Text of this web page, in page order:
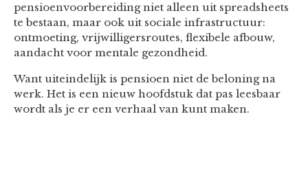
pensioenvoorbereiding niet alleen uit spreadsheets
te bestaan, maar ook uit sociale infrastructuur:
ontmoeting, vrijwilligersroutes, flexibele afbouw,
aandacht voor mentale gezondheid.
Want uiteindelijk is pensioen niet de beloning na
werk. Het is een nieuw hoofdstuk dat pas leesbaar
wordt als je er een verhaal van kunt maken.